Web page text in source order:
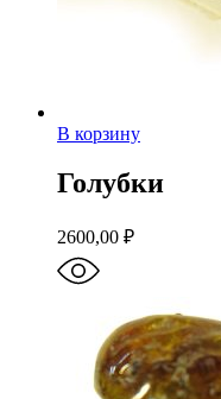
В корзину
Голубки
2600,00 ₽